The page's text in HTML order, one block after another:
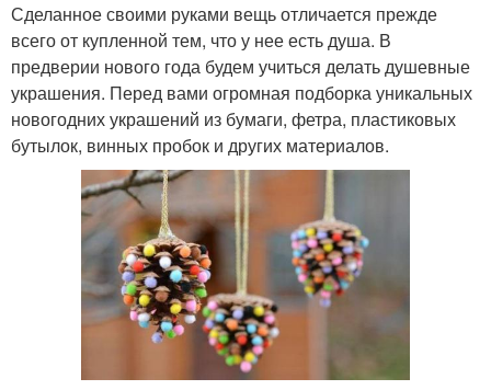
Сделанное своими руками вещь отличается прежде
всего от купленной тем, что у нее есть душа. В
предверии нового года будем учиться делать душевные
украшения. Перед вами огромная подборка уникальных
новогодних украшений из бумаги, фетра, пластиковых
бутылок, винных пробок и других материалов.